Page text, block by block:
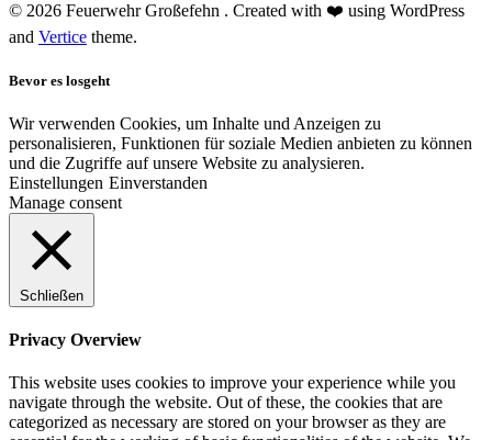
© 2026 Feuerwehr Großefehn . Created with ❤️ using WordPress
and Vertice theme.
Bevor es losgeht
Wir verwenden Cookies, um Inhalte und Anzeigen zu
personalisieren, Funktionen für soziale Medien anbieten zu können
und die Zugriffe auf unsere Website zu analysieren.
Einstellungen Einverstanden
Manage consent
Schließen
Privacy Overview
This website uses cookies to improve your experience while you
navigate through the website. Out of these, the cookies that are
categorized as necessary are stored on your browser as they are